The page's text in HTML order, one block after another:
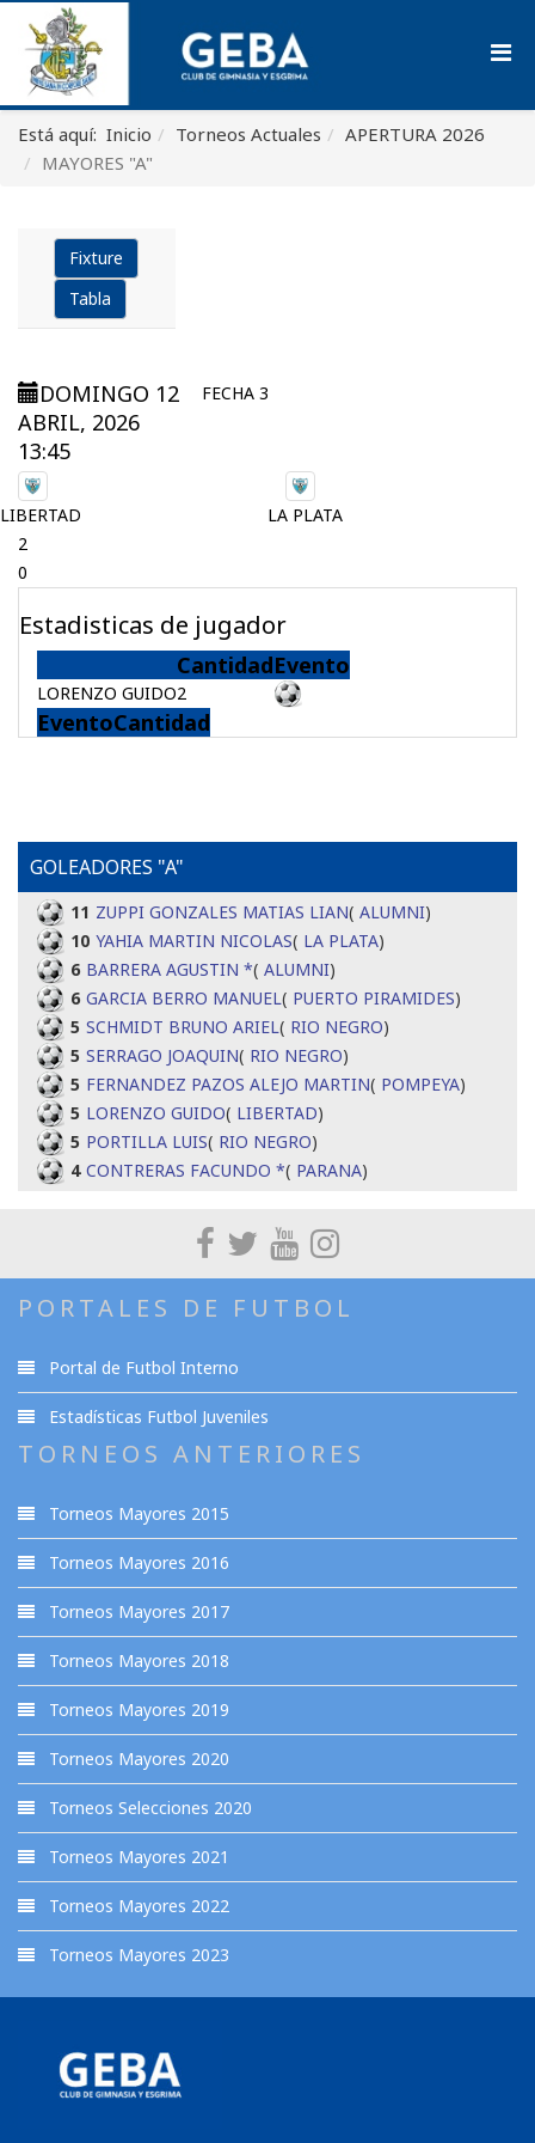
Está aquí: Inicio Torneos Actuales
APERTURA 2026
MAYORES "A"
Fixture
Tabla
DOMINGO 12
ABRIL, 2026
13:45
FECHA 3
LIBERTAD
LA PLATA
2
0
Estadisticas de jugador
CantidadEvento
LORENZO GUIDO2
EventoCantidad
GOLEADORES "A"
11 ZUPPI GONZALES MATIAS LIAN( ALUMNI)
10 YAHIA MARTIN NICOLAS( LA PLATA)
6 BARRERA AGUSTIN *( ALUMNI)
6 GARCIA BERRO MANUEL( PUERTO PIRAMIDES)
5 SCHMIDT BRUNO ARIEL( RIO NEGRO)
5 SERRAGO JOAQUIN( RIO NEGRO)
5 FERNANDEZ PAZOS ALEJO MARTIN( POMPEYA)
5 LORENZO GUIDO( LIBERTAD)
5 PORTILLA LUIS( RIO NEGRO)
4 CONTRERAS FACUNDO *( PARANA)
PORTALES DE FUTBOL
Portal de Futbol Interno
Estadísticas Futbol Juveniles
TORNEOS ANTERIORES
Torneos Mayores 2015
Torneos Mayores 2016
Torneos Mayores 2017
Torneos Mayores 2018
Torneos Mayores 2019
Torneos Mayores 2020
Torneos Selecciones 2020
Torneos Mayores 2021
Torneos Mayores 2022
Torneos Mayores 2023